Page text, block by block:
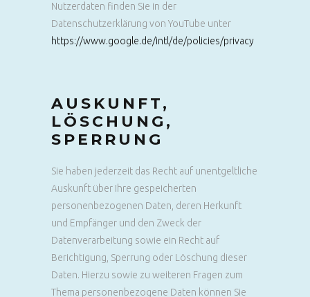
Nutzerdaten finden Sie in der
Datenschutzerklärung von YouTube unter
https://www.google.de/intl/de/policies/privacy
AUSKUNFT,
LÖSCHUNG,
SPERRUNG
Sie haben jederzeit das Recht auf unentgeltliche
Auskunft über Ihre gespeicherten
personenbezogenen Daten, deren Herkunft
und Empfänger und den Zweck der
Datenverarbeitung sowie ein Recht auf
Berichtigung, Sperrung oder Löschung dieser
Daten. Hierzu sowie zu weiteren Fragen zum
Thema personenbezogene Daten können Sie